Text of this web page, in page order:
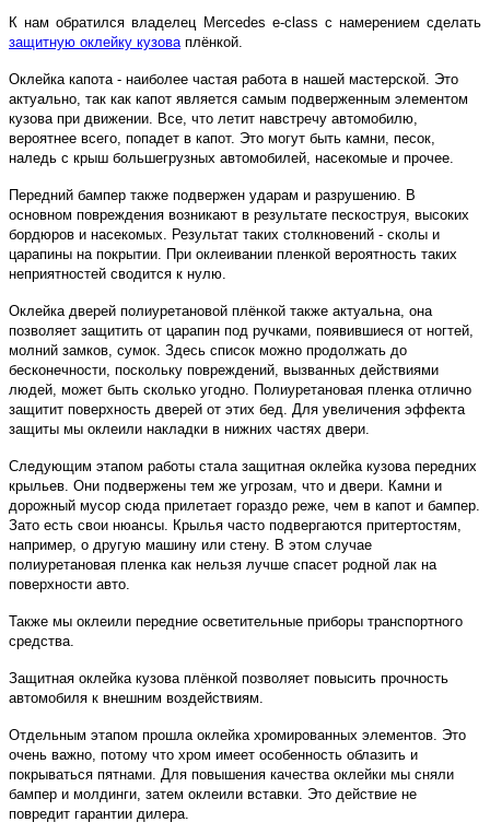
К нам обратился владелец Mercedes e-class с намерением сделать
защитную оклейку кузоваплёнкой.
Оклейка капота - наиболее частая работа в нашей мастерской. Это
актуально, так как капот является самым подверженным элементом
кузова при движении. Все, что летит навстречу автомобилю,
вероятнее всего, попадет в капот. Это могут быть камни, песок,
наледь с крыш большегрузных автомобилей, насекомые и прочее.
Передний бампер также подвержен ударам и разрушению. В
основном повреждения возникают в результате пескоструя, высоких
бордюров и насекомых. Результат таких столкновений - сколы и
царапины на покрытии. При оклеивании пленкой вероятность таких
неприятностей сводится к нулю.
Оклейка дверей полиуретановой плёнкой также актуальна, она
позволяет защитить от царапин под ручками, появившиеся от ногтей,
молний замков, сумок. Здесь список можно продолжать до
бесконечности, поскольку повреждений, вызванных действиями
людей, может быть сколько угодно. Полиуретановая пленка отлично
защитит поверхность дверей от этих бед. Для увеличения эффекта
защиты мы оклеили накладки в нижних частях двери.
Следующим этапом работы стала защитная оклейка кузова передних
крыльев. Они подвержены тем же угрозам, что и двери. Камни и
дорожный мусор сюда прилетает гораздо реже, чем в капот и бампер.
Зато есть свои нюансы. Крылья часто подвергаются притертостям,
например, о другую машину или стену. В этом случае
полиуретановая пленка как нельзя лучше спасет родной лак на
поверхности авто.
Также мы оклеили передние осветительные приборы транспортного
средства.
Защитная оклейка кузова плёнкой позволяет повысить прочность
автомобиля к внешним воздействиям.
Отдельным этапом прошла оклейка хромированных элементов. Это
очень важно, потому что хром имеет особенность облазить и
покрываться пятнами. Для повышения качества оклейки мы сняли
бампер и молдинги, затем оклеили вставки. Это действие не
повредит гарантии дилера.